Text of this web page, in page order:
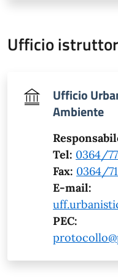
Ufficio
Ufficio
Ambiente
Tel: 0364/
Fax: 0364/
E-mail:
PEC: